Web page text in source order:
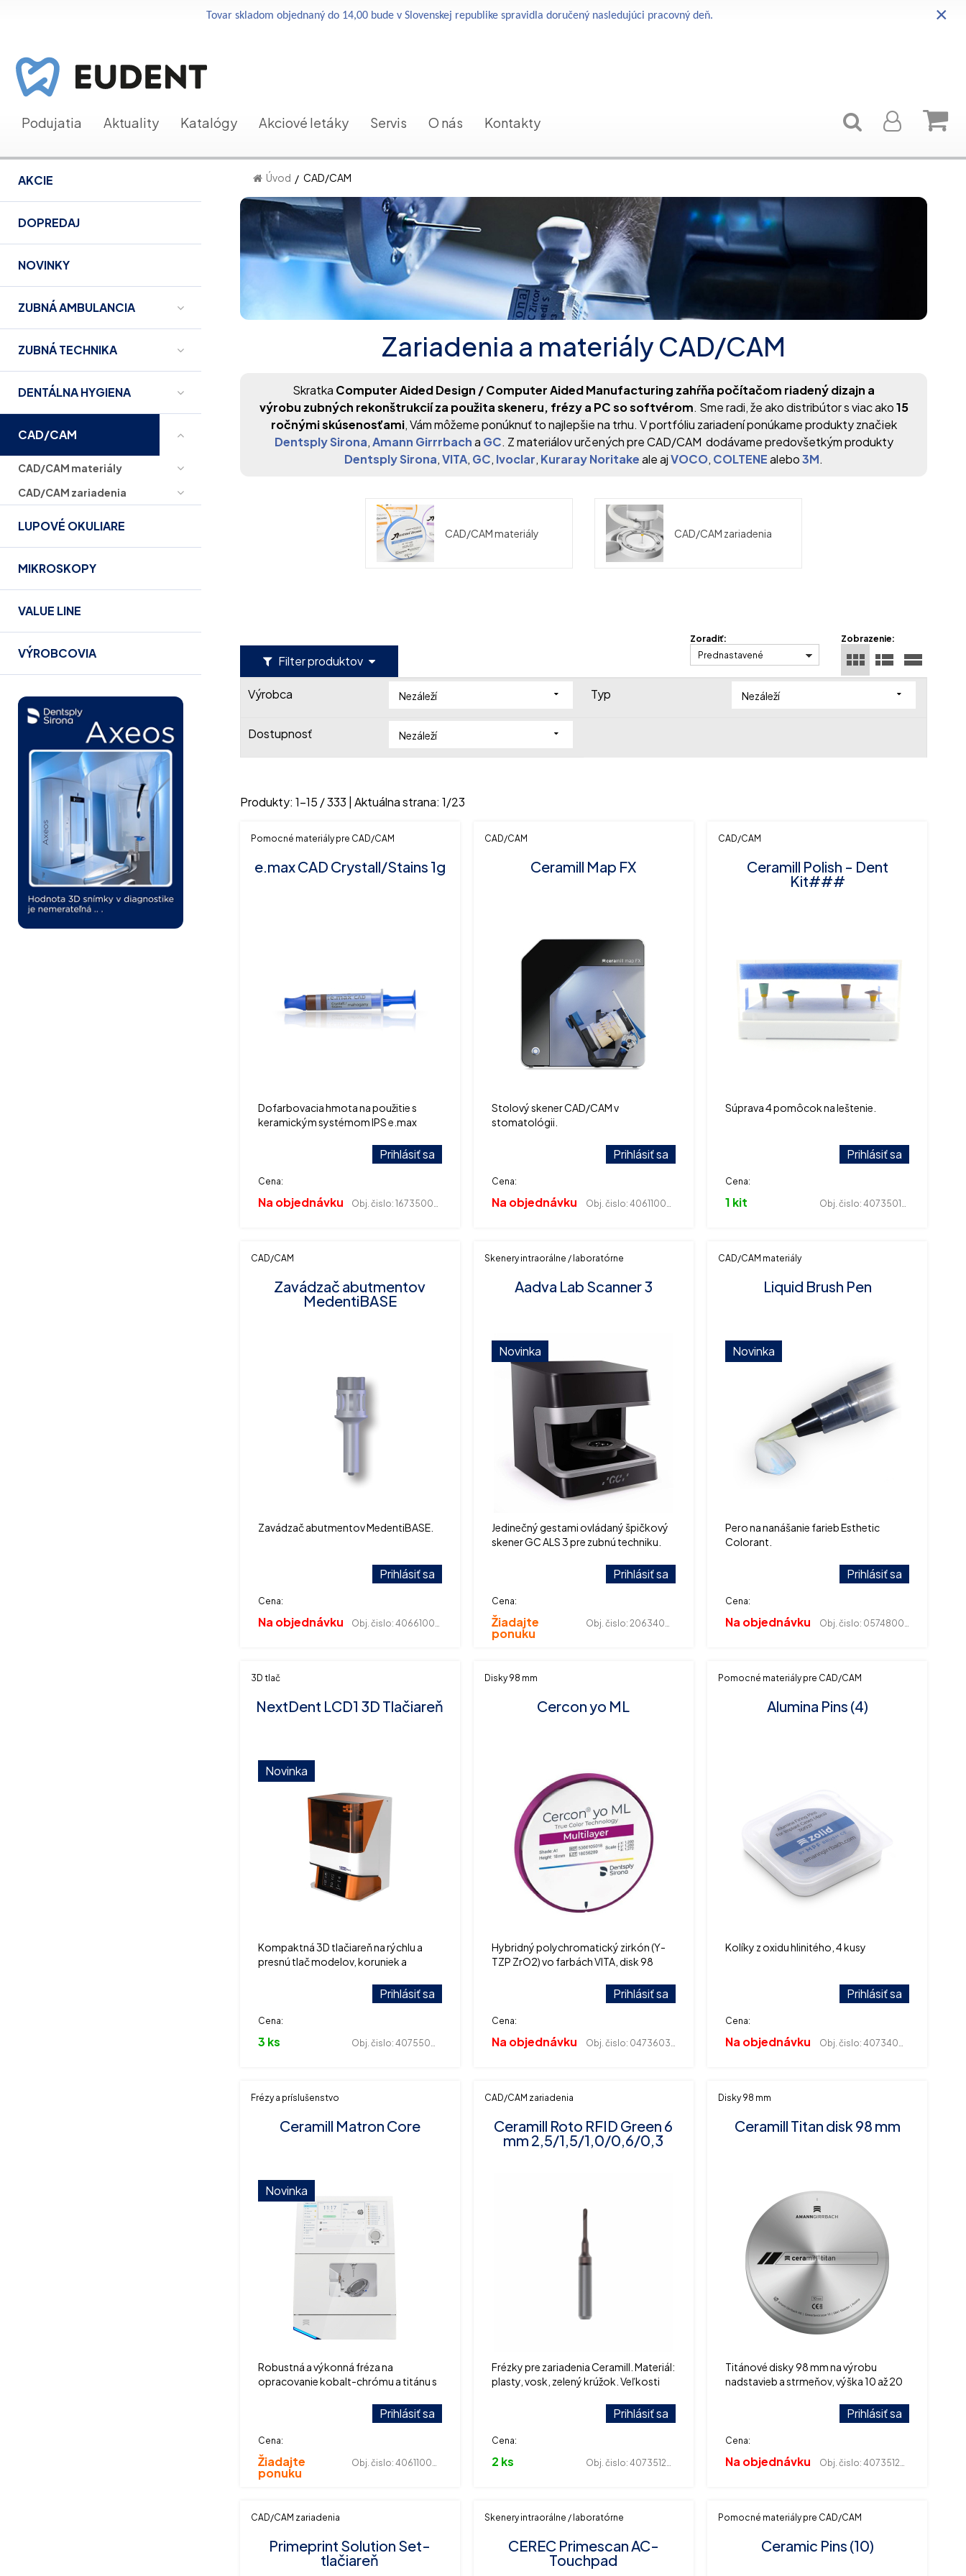
Tovar skladom objednaný do 14,00 bude v Slovenskej republike spravidla doručený nasledujúci pracovný deň. ×
Podujatia Aktuality Katalógy Akciové letáky Servis O nás Kontakty
AKCIE
DOPREDAJ
NOVINKY
ZUBNÁ AMBULANCIA
ZUBNÁ TECHNIKA
DENTÁLNA HYGIENA
CAD/CAM
CAD/CAM materiály
CAD/CAM zariadenia
LUPOVÉ OKULIARE
MIKROSKOPY
VALUE LINE
VÝROBCOVIA
Úvod CAD/CAM
Zariadenia a materiály CAD/CAM
Skratka Computer Aided Design / Computer Aided Manufacturing zahŕňa počítačom riadený dizajn a
výrobu zubných rekonštrukcií za použita skeneru, frézy a PC so softvérom. Sme radi, že ako distribútor s viac ako15
ročnými skúsenosťami, Vám môžeme ponúknuť to najlepšie na trhu. V portfóliu zariadení ponúkame produkty značiek
Dentsply Sirona,Amann Girrrbacha GC. Z materiálov určených pre CAD/CAM dodávame predovšetkým produkty
Dentsply Sirona,VITA, GC, Ivoclar, Kuraray Noritakeale ajVOCO, COLTENEalebo3M.
CAD/CAM materiály CAD/CAM zariadenia
Filter produktov
Zobrazenie:
Zoradiť:
Prednastavené
Výrobca Nezáleží Typ Nezáleží
Dostupnosť Nezáleží
Produkty: 1-15 /333 | Aktuálna strana: 1/23
Pomocné materiály pre CAD/CAM
e.max CAD Crystall/Stains 1g
Dofarbovacia hmota na použitie s
keramickým systémom IPS e.max
Cena:
Prihlásiť sa
Na objednávku Obj. čislo:167350093
CAD/CAM
Ceramill Map FX
Stolový skener CAD/CAM v
stomatológii.
Cena:
Prihlásiť sa
Na objednávku Obj. čislo: 406110029
CAD/CAM
Ceramill Polish - Dent
Kit###
Súprava 4 pomôcok na leštenie.
Cena:
Prihlásiť sa
1 kit Obj. čislo: 407350195
CAD/CAM
Zavádzač abutmentov
MedentiBASE
Zavádzač abutmentov MedentiBASE.
Cena:
Prihlásiť sa
Na objednávku Obj. čislo:406610012
Skenery intraorálne / laboratórne
Aadva Lab Scanner 3
Novinka
Jedinečný gestami ovládaný špičkový
skener GC ALS 3 pre zubnú techniku.
Cena:
Prihlásiť sa
Žiadajte
ponuku
Obj. čislo: 206340014
CAD/CAM materiály
Liquid Brush Pen
Novinka
Pero na nanášanie farieb Esthetic
Colorant.
Cena:
Prihlásiť sa
Na objednávku Obj. čislo: 057480033
3D tlač
NextDent LCD1 3D Tlačiareň
Novinka
Kompaktná 3D tlačiareň na rýchlu a
presnú tlač modelov, koruniek a
Cena:
Prihlásiť sa
3 ks Obj. čislo:407550046
Disky 98 mm
Cercon yo ML
Hybridný polychromatický zirkón (Y-
TZP ZrO2) vo farbách VITA, disk 98
Cena:
Prihlásiť sa
Na objednávku Obj. čislo: 047360362
Pomocné materiály pre CAD/CAM
Alumina Pins (4)
Kolíky z oxidu hlinitého, 4 kusy
Cena:
Prihlásiť sa
Na objednávku Obj. čislo: 407340024
Frézy a príslušenstvo
Ceramill Matron Core
Novinka
Robustná a výkonná fréza na
opracovanie kobalt-chrómu a titánu s
Cena:
Prihlásiť sa
Žiadajte
ponuku
Obj. čislo:406110046
CAD/CAM zariadenia
Ceramill Roto RFID Green 6
mm 2,5/1,5/1,0/0,6/0,3
Frézky pre zariadenia Ceramill. Materiál:
plasty, vosk, zelený krúžok. Veľkosti
Cena:
Prihlásiť sa
2 ks Obj. čislo: 407351262
Disky 98 mm
Ceramill Titan disk 98 mm
Titánové disky 98 mm na výrobu
nadstavieb a strmeňov, výška 10 až 20
Cena:
Prihlásiť sa
Na objednávku Obj. čislo: 407351298
CAD/CAM zariadenia
Primeprint Solution Set-
tlačiareň
Skenery intraorálne / laboratórne
CEREC Primescan AC-
Touchpad
Pomocné materiály pre CAD/CAM
Ceramic Pins (10)